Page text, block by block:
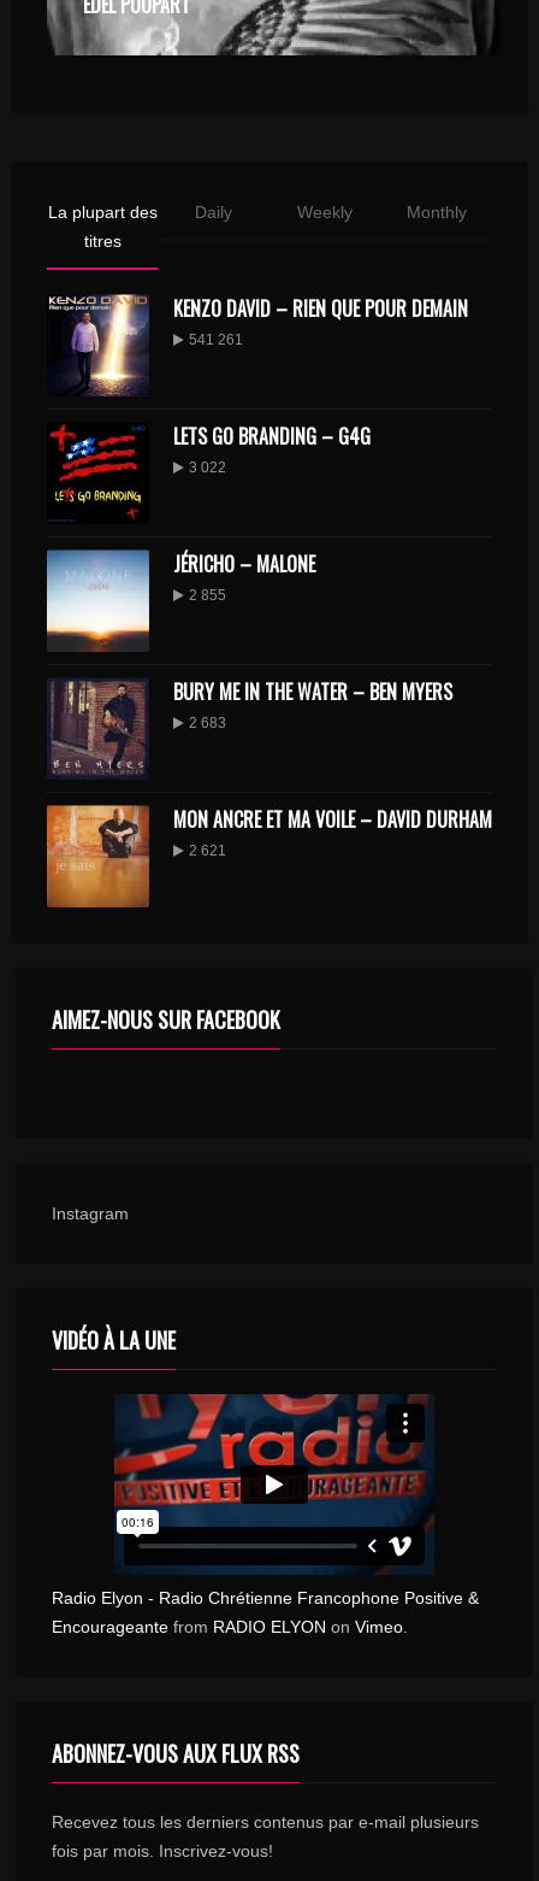
La plupart des
titres
Daily Weekly Monthly
KENZO DAVID – RIEN QUE POUR DEMAIN
541 261
LETS GO BRANDING – G4G
3 022
JÉRICHO – MALONE
2 855
BURY ME IN THE WATER – BEN MYERS
2 683
MON ANCRE ET MA VOILE – DAVID DURHAM
2 621
AIMEZ-NOUS SUR FACEBOOK
Instagram
VIDÉO À LA UNE
Radio Elyon - Radio Chrétienne Francophone Positive &
Encourageante from RADIO ELYON onVimeo.
ABONNEZ-VOUS AUX FLUX RSS
Recevez tous les derniers contenus par e-mail plusieurs
fois par mois. Inscrivez-vous!